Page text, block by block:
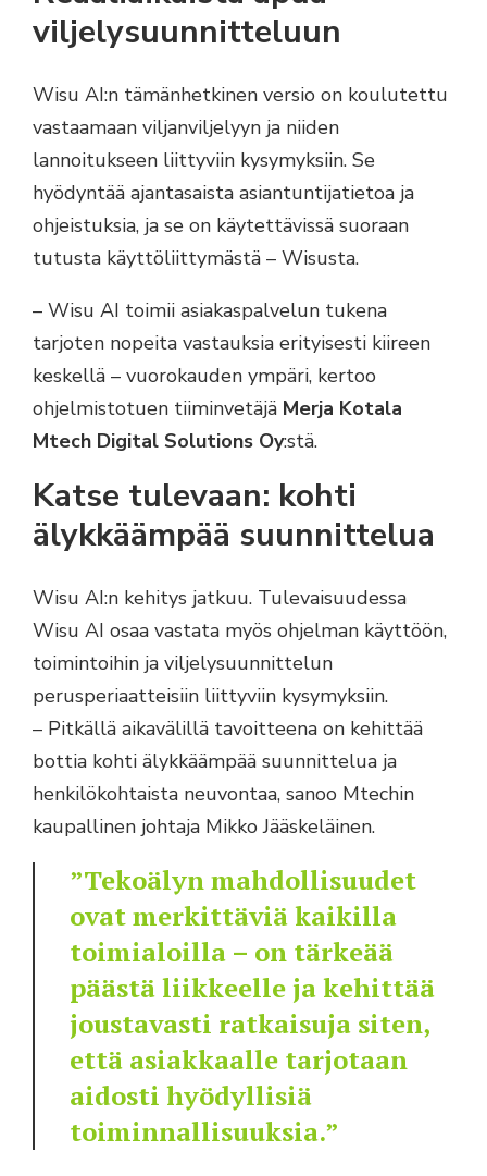
viljelysuunnitteluun
Wisu AI:n tämänhetkinen versio on koulutettu
vastaamaan viljanviljelyyn ja niiden
lannoitukseen liittyviin kysymyksiin. Se
hyödyntää ajantasaista asiantuntijatietoa ja
ohjeistuksia, ja se on käytettävissä suoraan
tutusta käyttöliittymästä – Wisusta.
– Wisu AI toimii asiakaspalvelun tukena
tarjoten nopeita vastauksia erityisesti kiireen
keskellä – vuorokauden ympäri, kertoo
ohjelmistotuen tiiminvetäjä Merja Kotala
Mtech Digital Solutions Oy:stä.
Katse tulevaan: kohti
älykkäämpää suunnittelua
Wisu AI:n kehitys jatkuu. Tulevaisuudessa
Wisu AI osaa vastata myös ohjelman käyttöön,
toimintoihin ja viljelysuunnittelun
perusperiaatteisiin liittyviin kysymyksiin.
– Pitkällä aikavälillä tavoitteena on kehittää
bottia kohti älykkäämpää suunnittelua ja
henkilökohtaista neuvontaa, sanoo Mtechin
kaupallinen johtaja Mikko Jääskeläinen.
”Tekoälyn mahdollisuudet
ovat merkittäviä kaikilla
toimialoilla – on tärkeää
päästä liikkeelle ja kehittää
joustavasti ratkaisuja siten,
että asiakkaalle tarjotaan
aidosti hyödyllisiä
toiminnallisuuksia.”